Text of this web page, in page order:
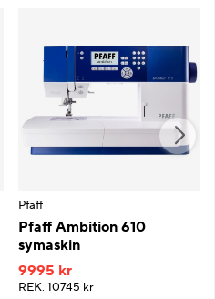
Pfaff
Pfaff Ambition 610
symaskin
9995 kr
REK. 10745 kr